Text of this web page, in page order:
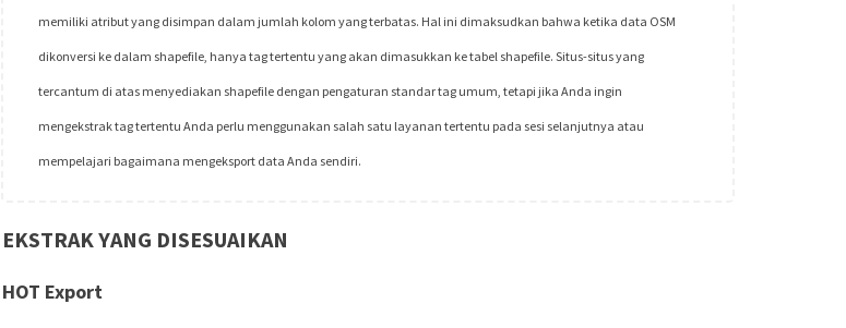
memiliki atribut yang disimpan dalam jumlah kolom yang terbatas. Hal ini dimaksudkan bahwa ketika data OSM
dikonversi ke dalam shapefile, hanya tag tertentu yang akan dimasukkan ke tabel shapefile. Situs-situs yang
tercantum di atas menyediakan shapefile dengan pengaturan standar tag umum, tetapi jika Anda ingin
mengekstrak tag tertentu Anda perlu menggunakan salah satu layanan tertentu pada sesi selanjutnya atau
mempelajari bagaimana mengeksport data Anda sendiri.
EKSTRAK YANG DISESUAIKAN
HOT Export